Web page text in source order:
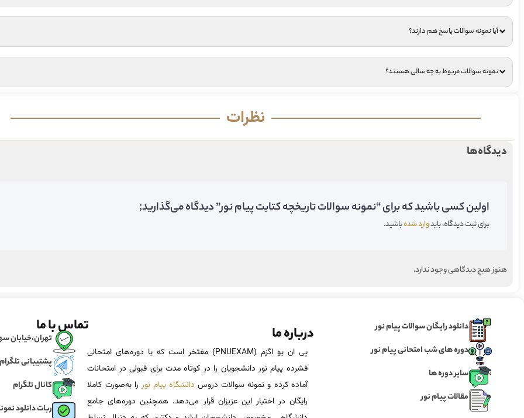
آیا نمونه سوالات پاسخ هم دارند؟
نمونه سوالات مربوط به چه سالی هستند؟
نظرات
دیدگاه‌ها
اولین کسی باشید که برای “نمونه سوالات تاریخچه کتابت پیام نور” دیدگاه می‌گذارید;
برای ثبت دیدگاه، بایدوارد شدهباشید.
هنوز هیچ دیدگاهی وجود ندارد.
دانلود رایگان سوالات پیام نور
دوره های شب امتحانی پیام نور
سایر دوره ها
مقالات پیام نور
درباره ما
پی ان یو اگزم (PNUEXAM) مفتخر است که با دوره‌های امتحانی
فشرده پیام نور دانشجویان را در کوتاه مدت برای قبولی در امتحانات
آماده‌ کرده و نمونه سوالات دروس دانشگاه پیام نور را به‌صورت کاملا
رایگان در اختیار این عزیزان قرار می‌دهد. همچنین دوره‌های جامع
تماس با ما
تهران،خیابان
پشتیبانی تلگرام
کانال تلگرام
ربات دانلود